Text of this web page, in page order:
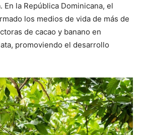
la República Dominicana, el
los medios de vida de más de
de cacao y banano en
promoviendo el desarrollo